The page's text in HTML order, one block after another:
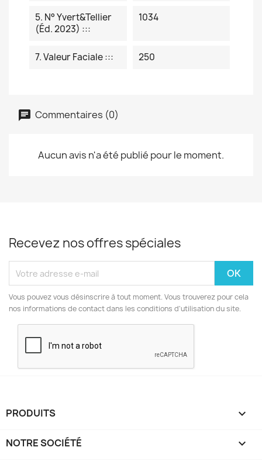
5. N° Yvert&Tellier
(éd. 2023) :::
1034
7. Valeur Faciale ::: 250
Commentaires (0)
Aucun avis n'a été publié pour le moment.
Recevez nos offres spéciales
Vous pouvez vous désinscrire à tout moment. Vous trouverez pour cela
nos informations de contact dans les conditions d'utilisation du site.
PRODUITS 
NOTRE SOCIÉTÉ 